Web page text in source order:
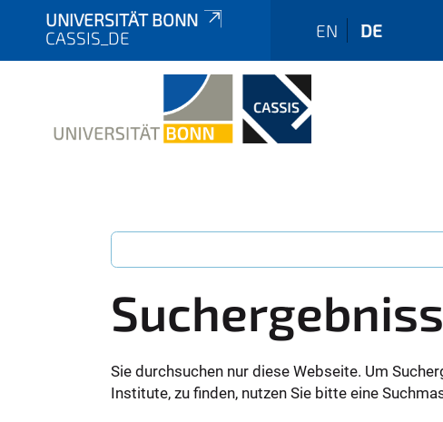
UNIVERSITÄT BONN
CASSIS_DE
EN DE
Sie durchsuchen nur diese Webseite. Um
Institute, zu finden, nutzen Sie bitte eine